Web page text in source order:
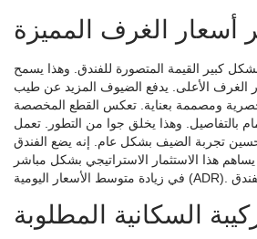
أسعار الغرف المميزة
كبير القيمة المتصورة للفندق. وهذا يسمح
الغرف الأعلى. يدفع الضيوف المزيد عن طيب
ومصممة بعناية. تعكس القطع المخصصة
بالتفاصيل. وهذا يخلق جوا من التطور. تعمل
تجربة الضيف بشكل عام. إنه يضع الفندق
هذا الاستثمار الاستراتيجي بشكل مباشر
السكانية المطلوبة